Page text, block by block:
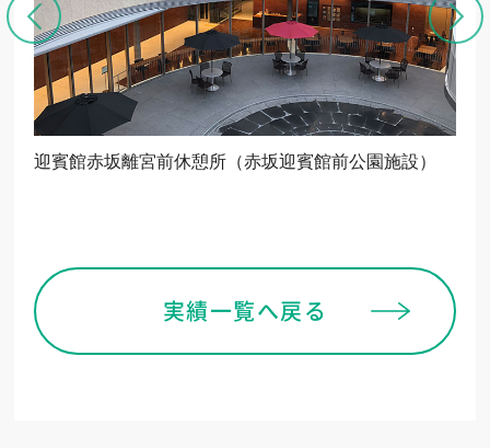
迎賓館赤坂離宮前休憩所（赤坂迎賓館前公園施設）
実績一覧へ戻る